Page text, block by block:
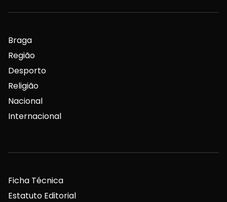
Braga
Região
Desporto
Religião
Nacional
Internacional
Ficha Técnica
Estatuto Editorial